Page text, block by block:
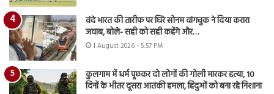
वंदे भारत की तारीफ पर घिरे सोनम वांगचुक ने दिया करारा
जवाब, बोले- सही को सही कहेंगे और…
1 August 2026 - 5:57 PM
कुलगाम में धर्म पूछकर दो लोगों की गोली मारकर हत्या, 10
दिनों के भीतर दूसरा आतंकी हमला, हिंदुओं को बना रहे निशाना